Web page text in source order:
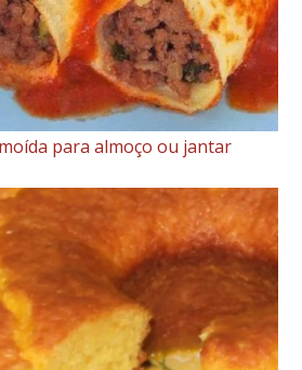
para almoço ou jantar